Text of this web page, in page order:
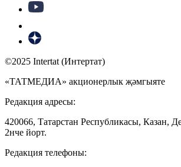
©2025 Intertat (Интертат)
«ТАТМЕДИА» акционерлык җәмгыяте
Редакция адресы:
420066, Татарстан Республикасы, Казан,
2нче йорт.
Редакция телефоны: